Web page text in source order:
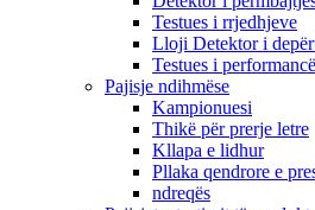
Testues i rrjedhjeve
Lloji Detektor i
Testues i
Pajisje ndihmëse
Kampionuesi
Thikë për prerje letre
Kllapa e lidhur
Pllaka qendrore e
ndreqës